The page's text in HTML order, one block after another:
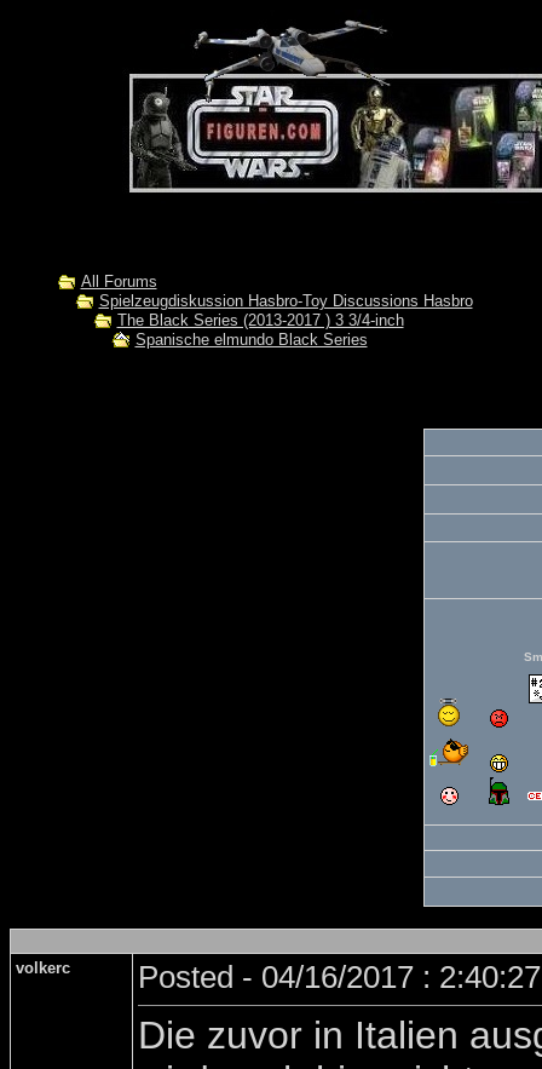
All Forums
Spielzeugdiskussion Hasbro-Toy Discussions Hasbro
The Black Series (2013-2017 ) 3 3/4-inch
Spanische elmundo Black Series
volkerc Posted - 04/16/2017 :
Die zuvor in Italien